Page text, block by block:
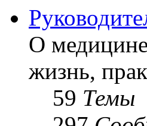
О
жизнь,
59 Темы